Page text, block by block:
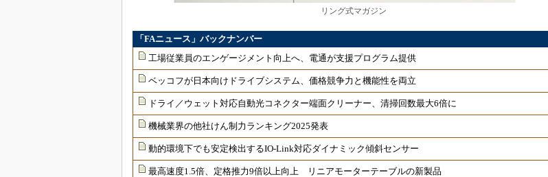
リング式マガジン
「FAニュース」バックナンバー
工場従業員のエンゲージメント向上へ、電通が支援プログラム提供
ベッコフが日本向けドライブシステム、価格競争力と機能性を両立
ドライ／ウェット対応自動光コネクター端面クリーナー、清掃回数最大6倍に
機械業界の他社けん制力ランキング2025発表
動的環境下でも安定検出するIO-Link対応ダイナミック傾斜センサー
最高速度1.5倍、定格推力9倍以上向上 リニアモーターテーブルの新製品